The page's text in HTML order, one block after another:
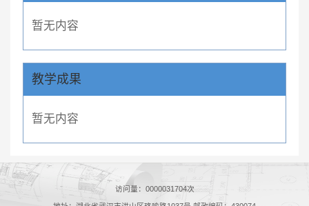
暂无内容
教学成果
暂无内容
访问量： 0000031704次